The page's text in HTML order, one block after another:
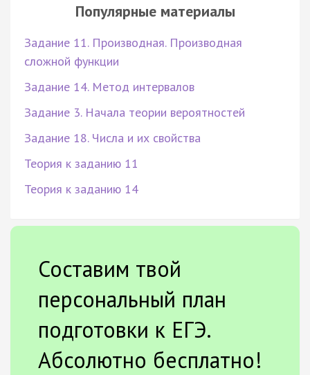
Популярные материалы
Задание 11. Производная. Производная
сложной функции
Задание 14. Метод интервалов
Задание 3. Начала теории вероятностей
Задание 18. Числа и их свойства
Теория к заданию 11
Теория к заданию 14
Составим твой
персональный план
подготовки к ЕГЭ.
Абсолютно бесплатно!